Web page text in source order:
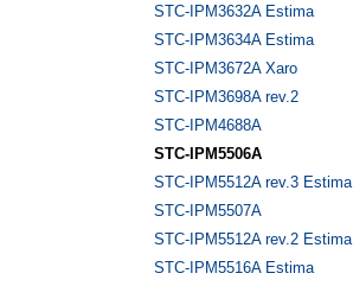
STC-IPM3632A Estima
STC-IPM3634A Estima
STC-IPM3672A Xaro
STC-IPM3698A rev.2
STC-IPM4688A
STC-IPM5506A
STC-IPM5512A rev.3 Estima
STC-IPM5507A
STC-IPM5512A rev.2 Estima
STC-IPM5516A Estima